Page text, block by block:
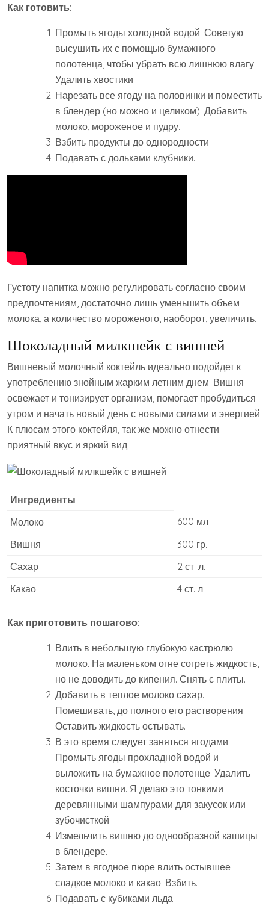
Как готовить:
Промыть ягоды холодной водой. Советую
высушить их с помощью бумажного
полотенца, чтобы убрать всю лишнюю влагу.
Удалить хвостики.
Нарезать все ягоду на половинки и поместить
в блендер (но можно и целиком). Добавить
молоко, мороженое и пудру.
Взбить продукты до однородности.
Подавать с дольками клубники.
Густоту напитка можно регулировать согласно своим
предпочтениям, достаточно лишь уменьшить объем
молока, а количество мороженого, наоборот, увеличить.
Шоколадный милкшейк с вишней
Вишневый молочный коктейль идеально подойдет к
употреблению знойным жарким летним днем. Вишня
освежает и тонизирует организм, помогает пробудиться
утром и начать новый день с новыми силами и энергией.
К плюсам этого коктейля, так же можно отнести
приятный вкус и яркий вид.
Ингредиенты
Молоко
600 мл
Вишня
300 гр.
Сахар
2 ст. л.
Какао
4 ст. л.
Как приготовить пошагово:
Влить в небольшую глубокую кастрюлю
молоко. На маленьком огне согреть жидкость,
но не доводить до кипения. Снять с плиты.
Добавить в теплое молоко сахар.
Помешивать, до полного его растворения.
Оставить жидкость остывать.
В это время следует заняться ягодами.
Промыть ягоды прохладной водой и
выложить на бумажное полотенце. Удалить
косточки вишни. Я делаю это тонкими
деревянными шампурами для закусок или
зубочисткой.
Измельчить вишню до однообразной кашицы
в блендере.
Затем в ягодное пюре влить остывшее
сладкое молоко и какао. Взбить.
Подавать с кубиками льда.